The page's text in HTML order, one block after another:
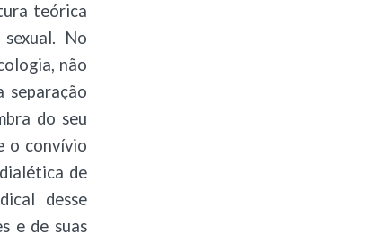
teórica
No
não
separação
do seu
o convívio
de
desse
e de suas